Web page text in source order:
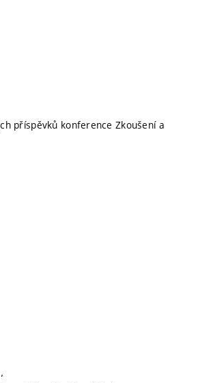
příspěvků konference Zkoušení a